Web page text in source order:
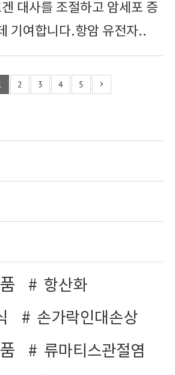
대사를 조절하고 암세포 증
기여합니다.항암 유전자..
2 3 4 5
항산화
손가락인대손상
류마티스관절염